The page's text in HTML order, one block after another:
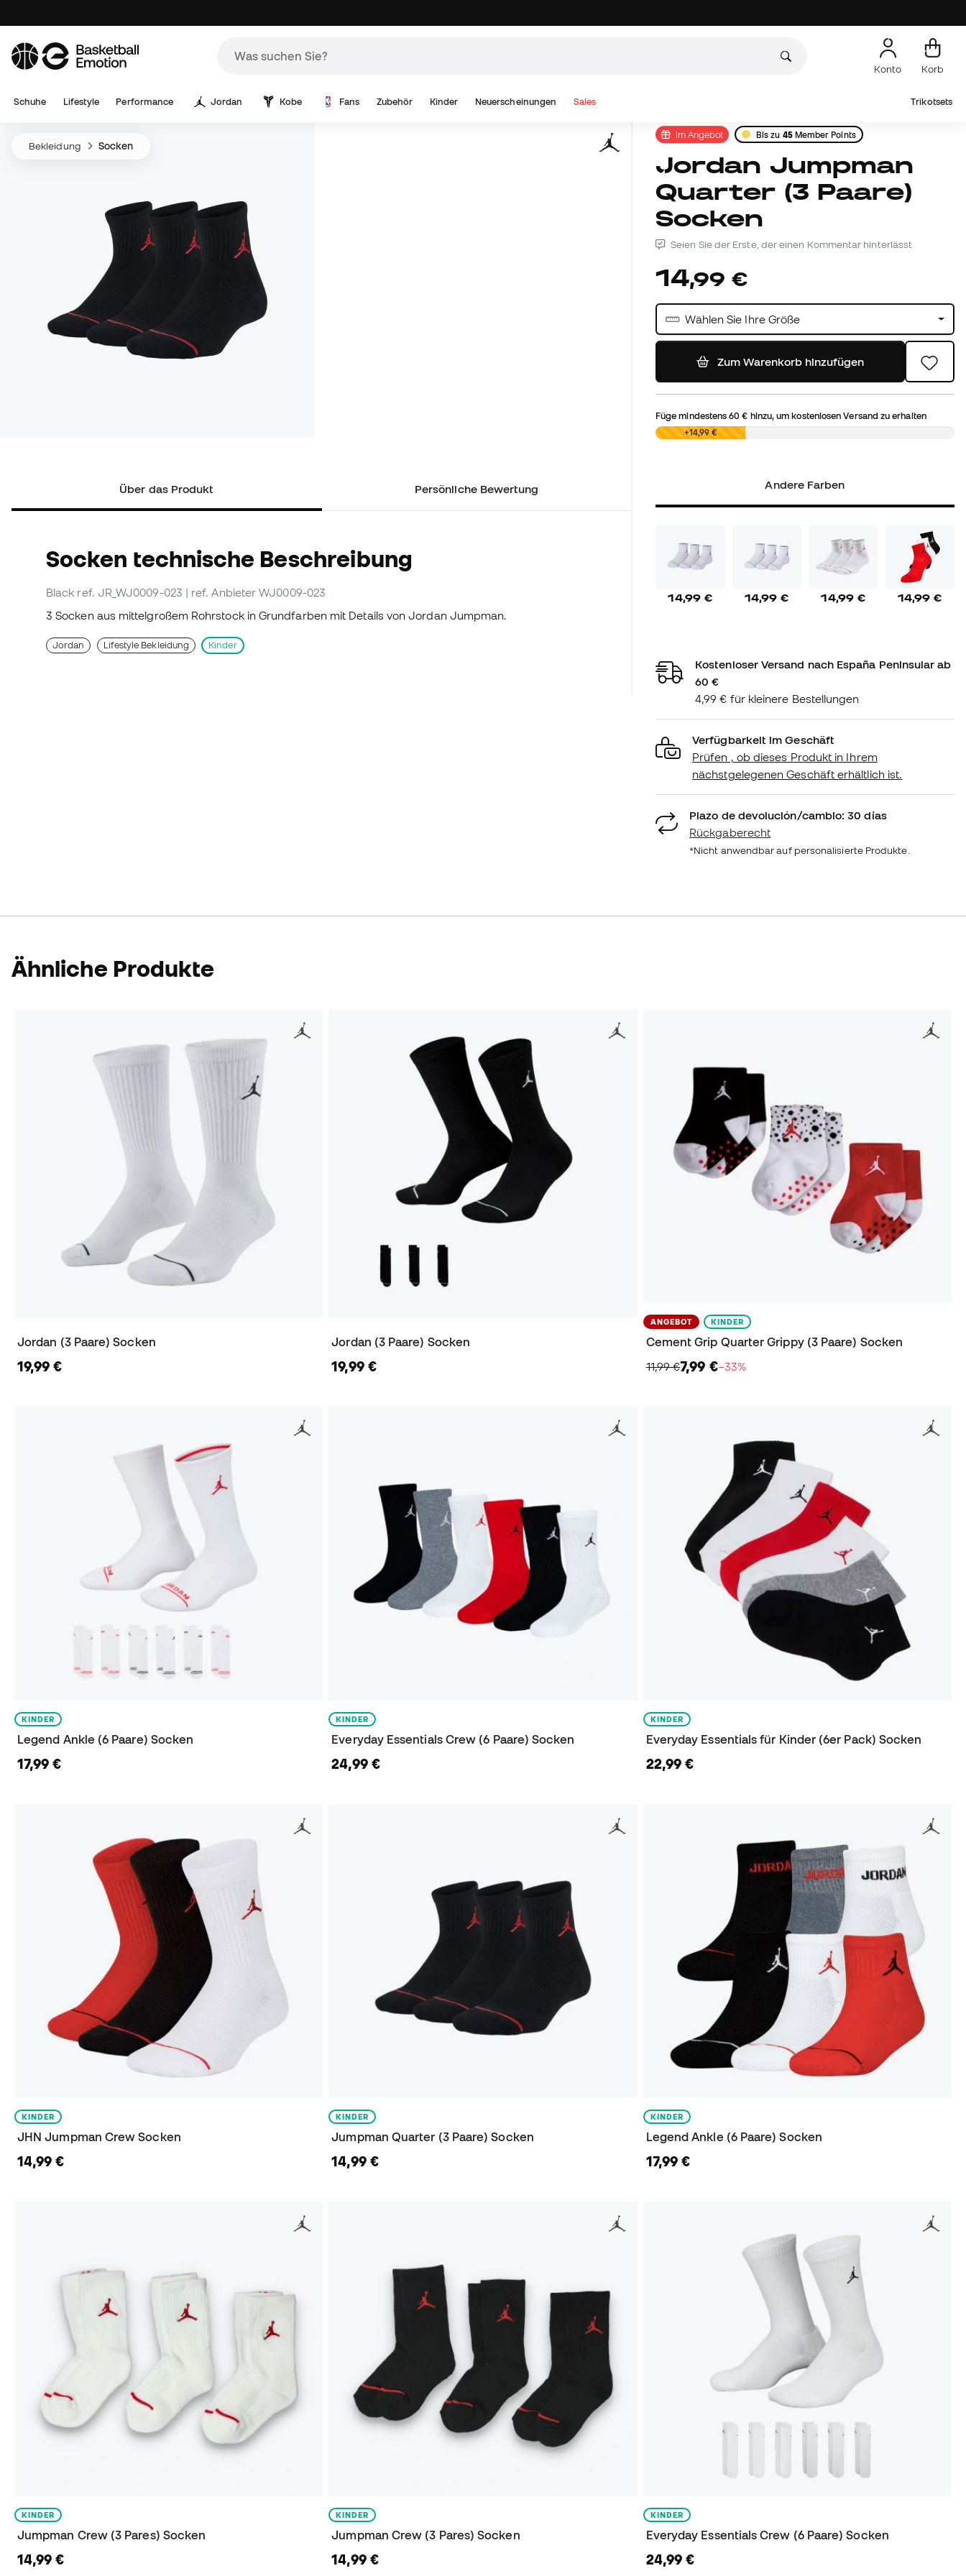
Konto Korb
Schuhe Lifestyle Performance Jordan Kobe Fans Zubehör Kinder Neuerscheinungen Sales Trikotsets
Bekleidung Socken
Über das Produkt Persönliche Bewertung
Socken technische Beschreibung
Black ref. JR_WJ0009-023 | ref. Anbieter WJ0009-023
3 Socken aus mittelgroßem Rohrstock in Grundfarben mit Details von Jordan Jumpman.
Jordan Lifestyle Bekleidung Kinder
Im Angebot Bis zu 45Member Points
Jordan Jumpman
Quarter (3 Paare)
Socken
Seien Sie der Erste, der einen Kommentar hinterlässt
14,99 €
Wählen Sie Ihre Größe
Zum Warenkorb hinzufügen
Füge mindestens60 € hinzu, um kostenlosen Versand zu erhalten
0,00 € +14,99 €
Andere Farben
14,99 € 14,99 € 14,99 € 14,99 €
Kostenloser Versand nach España Peninsular ab
60 €
4,99 € für kleinere Bestellungen
Verfügbarkeit im Geschäft
Prüfen , ob dieses Produkt in Ihrem
nächstgelegenen Geschäft erhältlich ist.
Plazo de devolución/cambio: 30 días
Rückgaberecht
*Nicht anwendbar auf personalisierte Produkte.
Ähnliche Produkte
Jordan (3 Paare) Socken
19,99 €
Jordan (3 Paare) Socken
19,99 €
ANGEBOT KINDER
Cement Grip Quarter Grippy (3 Paare) Socken
11,99 €7,99 €−33%
KINDER
Legend Ankle (6 Paare) Socken
17,99 €
KINDER
Everyday Essentials Crew (6 Paare) Socken
24,99 €
KINDER
Everyday Essentials für Kinder (6er Pack) Socken
22,99 €
KINDER
JHN Jumpman Crew Socken
14,99 €
KINDER
Jumpman Quarter (3 Paare) Socken
14,99 €
KINDER
Legend Ankle (6 Paare) Socken
17,99 €
KINDER
Jumpman Crew (3 Pares) Socken
14,99 €
KINDER
Jumpman Crew (3 Pares) Socken
14,99 €
KINDER
Everyday Essentials Crew (6 Paare) Socken
24,99 €